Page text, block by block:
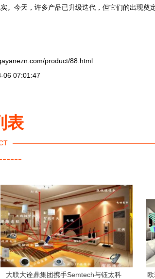
今天，许多产品已升级迭代，但它们的出现奠
product/88.html
06 07:01:47
表
大联大诠鼎集团携手Semtech与钰太科